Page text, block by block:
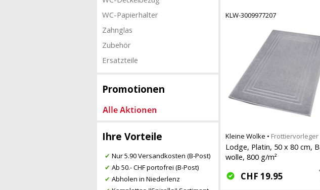
WC-Papierhalter
Zahnglas
Zubehör
Ersatzteile
Promotionen
Ihre Vorteile
✔ Nur 5.90 Versandkosten (B-Post)
✔ Ab 50.- CHF portofrei (B-Post)
✔ Abholen in Niederlenz
KLW-3009977207
Kleine Wolke • Frottiervorleger
Lodge, Platin, 50 x 80 cm,
wolle, 800 g/m²
CHF 19.95